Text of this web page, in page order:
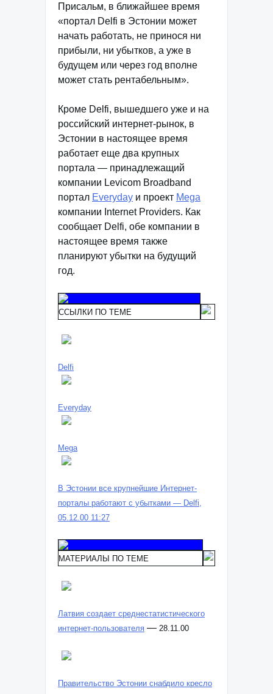
Присальм, в ближайшее время
«портал Delfi в Эстонии может
начать работать, не принося ни
прибыли, ни убытков, а уже в
будущем или через год вполне
может стать рентабельным».
Кроме Delfi, вышедшего уже и на
российский интернет-рынок, в
Эстонии в настоящее время
работает еще два крупных
портала — принадлежащий
компании Levicom Broadband
портал Everyday и проект Mega
компании Internet Providers. Как
сообщает Delfi, обе компании в
настоящее время также
планируют убытки на будущий
год.
ССЫЛКИ ПО ТЕМЕ
Delfi
Everyday
Mega
В Эстонии все крупнейшие Интернет-
порталы работают с убытками — Delfi,
05.12.00 11:27
МАТЕРИАЛЫ ПО ТЕМЕ
Латвия создает среднестатистического
интернет-пользователя — 28.11.00
Правительство Эстонии снабдило кресло